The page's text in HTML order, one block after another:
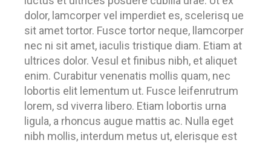
dolor, lamcorper vel imperdiet es, scelerisq ue
sit amet tortor. Fusce tortor neque, llamcorper
nec ni sit amet, iaculis tristique diam. Etiam at
ultrices dolor. Vesul et finibus nibh, et aliquet
enim. Curabitur venenatis mollis quam, nec
lobortis elit lementum ut. Fusce leifenrutrum
lorem, sd viverra libero. Etiam lobortis urna
ligula, a rhoncus augue mattis ac. Nulla eget
nibh mollis, interdum metus ut, elerisque est